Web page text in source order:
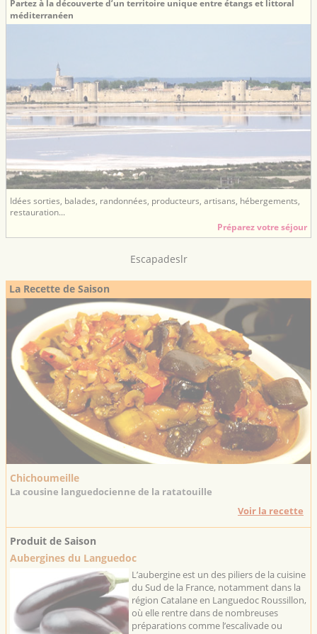
Partez à la découverte d’un territoire unique entre étangs et littoral
méditerranéen
Idées sorties, balades, randonnées, producteurs, artisans, hébergements,
restauration...
Préparez votre séjour
Escapadeslr
La Recette de Saison
Chichoumeille
La cousine languedocienne de la ratatouille
Voir la recette
Produit de Saison
Aubergines du Languedoc
L’aubergine est un des piliers de la cuisine
du Sud de la France, notamment dans la
région Catalane en Languedoc Roussillon,
où elle rentre dans de nombreuses
préparations comme l’escalivade ou